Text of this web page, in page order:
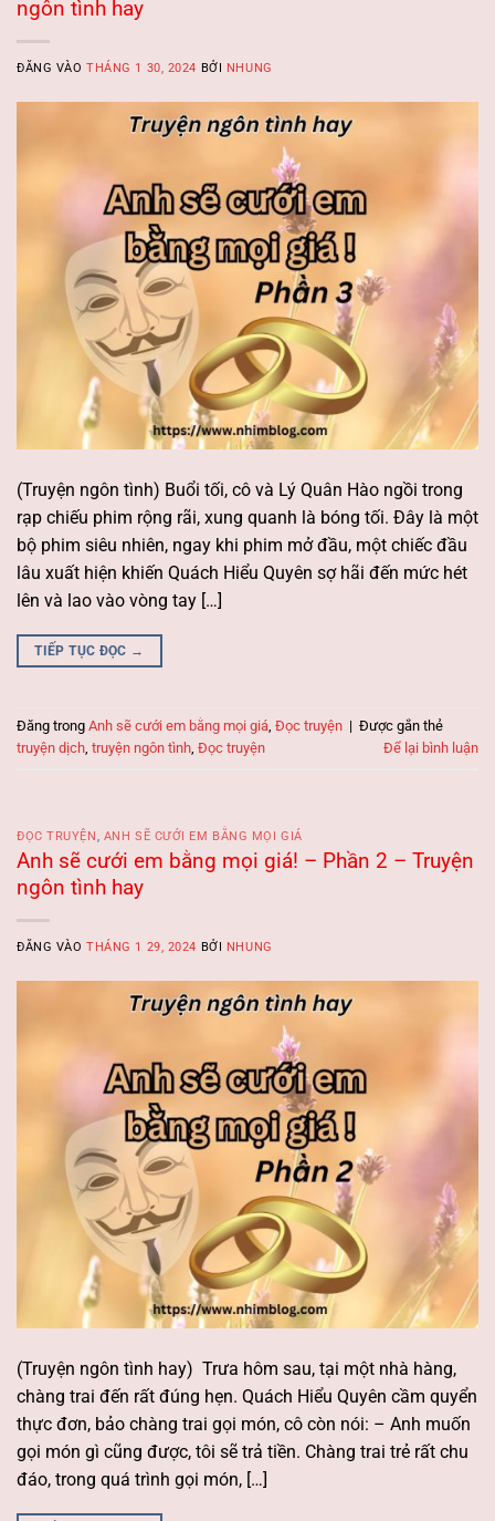
ngôn tình hay
ĐĂNG VÀOTHÁNG 1 30, 2024 BỞI NHUNG
(Truyện ngôn tình) Buổi tối, cô và Lý Quân Hào ngồi trong
rạp chiếu phim rộng rãi, xung quanh là bóng tối. Đây là một
bộ phim siêu nhiên, ngay khi phim mở đầu, một chiếc đầu
lâu xuất hiện khiến Quách Hiểu Quyên sợ hãi đến mức hét
lên và lao vào vòng tay […]
TIẾP TỤC ĐỌC →
Đăng trong Anh sẽ cưới em bằng mọi giá Đọc truyện | Được gắn thẻ
truyện dịch truyện ngôn tình Đọc truyện Để lại bình luận
ĐỌC TRUYỆN ANH SẼ CƯỚI EM BẰNG MỌI GIÁ
Anh sẽ cưới em bằng mọi giá! – Phần 2 – Truyện
ngôn tình hay
ĐĂNG VÀOTHÁNG 1 29, 2024 BỞI NHUNG
(Truyện ngôn tình hay) Trưa hôm sau, tại một nhà hàng,
chàng trai đến rất đúng hẹn. ​Quách Hiểu Quyên cầm quyển
thực đơn, bảo chàng trai gọi món, cô còn nói: – Anh muốn
gọi món gì cũng được, tôi sẽ trả tiền. ​Chàng trai trẻ rất chu
đáo, trong quá trình gọi món, […]